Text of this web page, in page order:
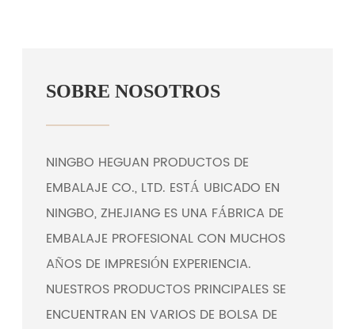
SOBRE NOSOTROS
NINGBO HEGUAN PRODUCTOS DE
EMBALAJE CO., LTD. ESTÁ UBICADO EN
NINGBO, ZHEJIANG ES UNA FÁBRICA DE
EMBALAJE PROFESIONAL CON MUCHOS
AÑOS DE IMPRESIÓN EXPERIENCIA.
NUESTROS PRODUCTOS PRINCIPALES SE
ENCUENTRAN EN VARIOS DE BOLSA DE